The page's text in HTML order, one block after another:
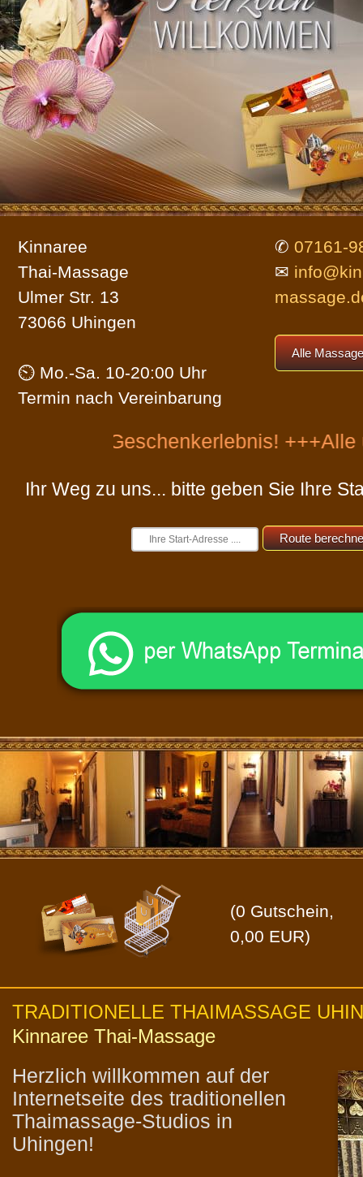
Parkmöglichkeiten
Bildergalerie
Allgemein
Impressum
Datenschutz (DSGVO)
Webseitenübersicht
Versand
Kinnaree
Thai-Massage
Ulmer Str. 13
73066 Uhingen
⏲ Mo.-Sa. 10-20:00 Uhr
Termin nach Vereinbarung
✆ 07161-
✉
Alle
+++Alle unsere
Ihr Weg zu uns... bitte geben Sie Ihre
(0 Gutschein,
0,00 EUR)
TRADITIONELLE THAIMASSAGE
Kinnaree Thai-Massage
Herzlich willkommen auf der
Internetseite des traditionellen
Thaimassage-Studios in
Uhingen!